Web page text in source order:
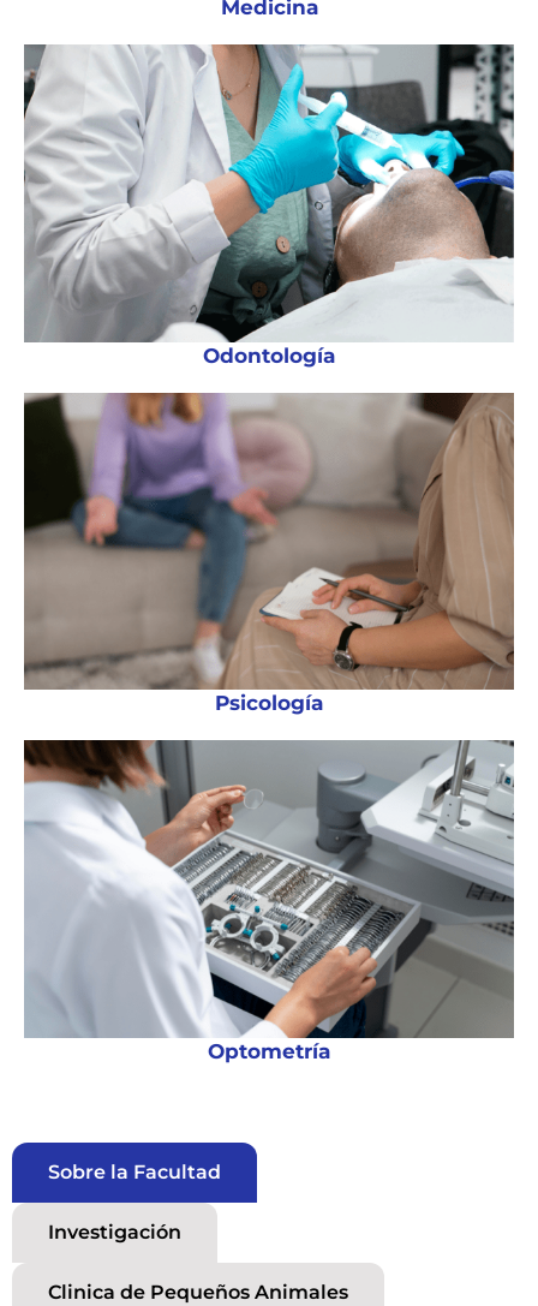
Medicina
Odontología
Psicología
Optometría
Sobre la Facultad
Investigación
Clinica de Pequeños Animales